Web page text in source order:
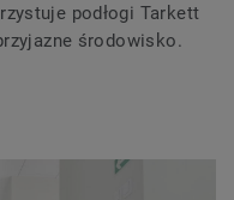
podłogi Tarkett
środowisko.